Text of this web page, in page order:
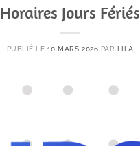
Horaires Jours Fériés
PUBLIÉ LE 10 MARS 2026 PAR LILA